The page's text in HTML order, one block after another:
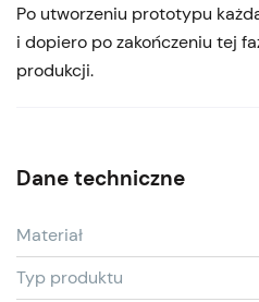
Po utworzeniu prototypu
i dopiero po zakończeniu tej
produkcji.
Dane techniczne
Materiał
Typ produktu